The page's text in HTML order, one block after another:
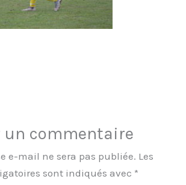
un commentaire
e-mail ne sera pas publiée. Les
sont indiqués avec *